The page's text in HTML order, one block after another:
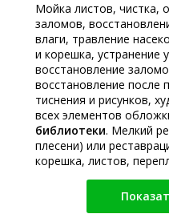
Мойка листов, чистка,
заломов,
влаги, травление
и корешка, устранение
восстановление
восстановление после
тиснения и рисунков,
всех элементов
библиотеки. Мелкий
плесени) или
корешка, листов,